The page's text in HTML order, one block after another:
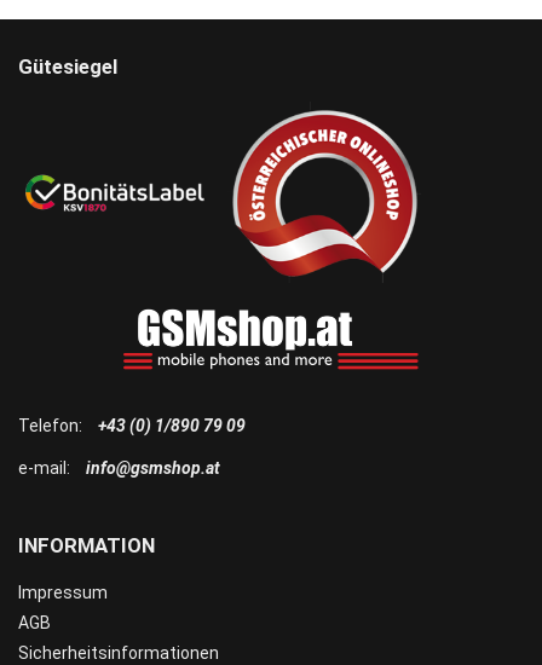
INFORMATION
Impressum
AGB
Sicherheitsinformationen
Telefon: +43 (0) 1/890 79 09
e-mail: info@gsmshop.at
Gütesiegel